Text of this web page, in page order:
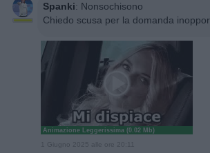
Spanki: Nonsochisono
Chiedo scusa per la domanda
Animazione Leggerissima (0.02 Mb)
1 Giugno 2025 alle ore 20:11